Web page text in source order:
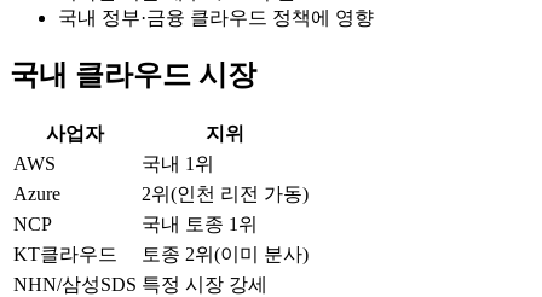
국내 정부·금융 클라우드 정책에 영향
국내 클라우드 시장
사업자
지위
AWS
국내 1위
Azure
2위(인천 리전 가동)
NCP
국내 토종 1위
KT클라우드
토종 2위(이미 분사)
NHN/삼성SDS 특정 시장 강세